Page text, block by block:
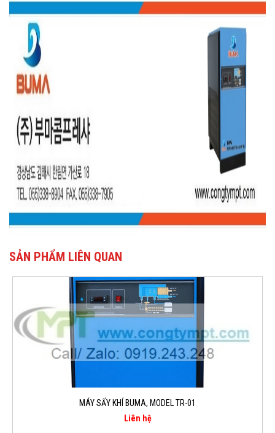
SẢN PHẨM LIÊN QUAN
MÁY SẤY KHÍ BUMA, MODEL TR-01
Liên hệ